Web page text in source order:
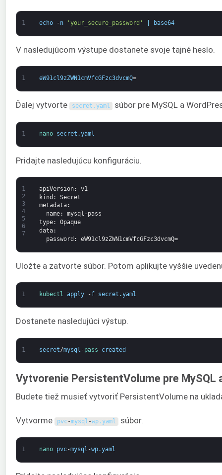
1 echo -n 'your_secure_password' base64
V nasledujúcom výstupe dostanete svoje tajné heslo.
1 eW91cl9zZWN1cmVfcGFzc3dvcmQ=
Ďalej vytvorte secret .yaml súbor pre MySQL a
1 nano secret .yaml
Pridajte nasledujúcu konfiguráciu.
1
2
3
4
5
6
7
apiVersion: v1
kind : Secret
metadata:
name: mysql-pass
type: Opaque
data:
password : eW91cl9zZWN1cmVfcGFzc3dvcmQ=
Uložte a zatvorte súbor. Potom aplikujte vyššie
1 kubectl apply -f secret .yaml
Dostanete nasledujúci výstup.
1 secret/mysql -pass created
Vytvorenie PersistentVolume pre MySQL
Budete tiež musieť vytvoriť PersistentVolume na
Vytvorme pvc -mysql -wp.yaml súbor.
1 nano pvc-mysql -wp.yaml